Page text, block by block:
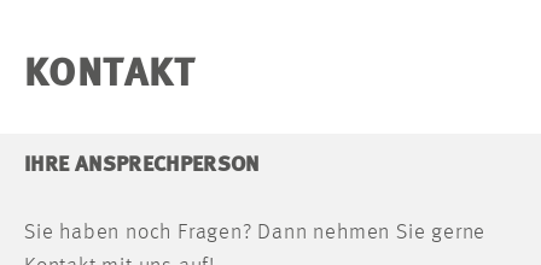
KONTAKT
IHRE ANSPRECHPERSON
Sie haben noch Fragen? Dann nehmen Sie gerne